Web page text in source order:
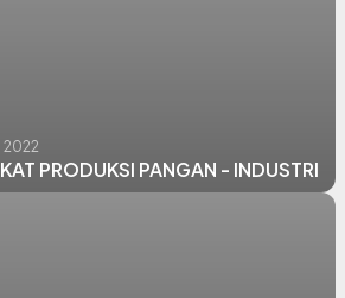
2022
PRODUKSI PANGAN - INDUSTRI